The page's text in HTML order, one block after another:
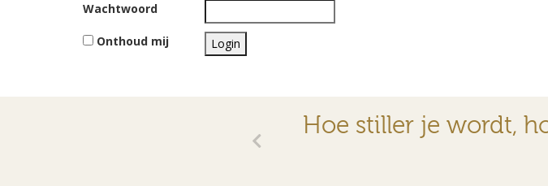
Wachtwoord
Onthoud mij
Hoe stiller je wordt,